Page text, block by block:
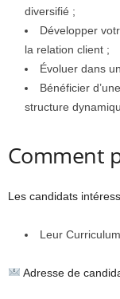
diversifié ;
Développer
la relation client ;
Évoluer dans
Bénéficier
structure
Comment
Les candidats
Leur
Adresse de